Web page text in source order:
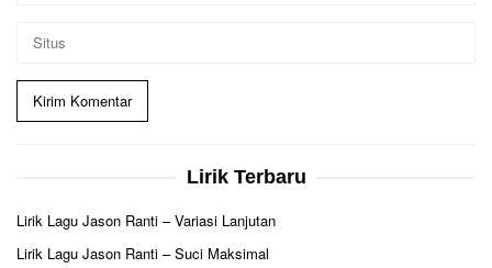
Lirik Terbaru
Lirik Lagu Jason Ranti – Variasi Lanjutan
Lirik Lagu Jason Ranti – Suci Maksimal